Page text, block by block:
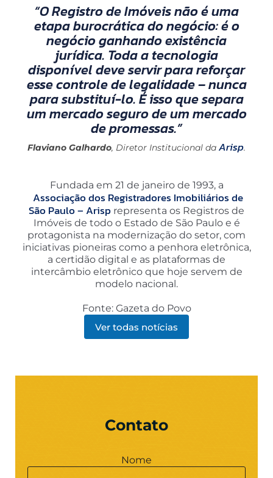
“O Registro de Imóveis não é uma
etapa burocrática do negócio: é o
negócio ganhando existência
jurídica. Toda a tecnologia
disponível deve servir para reforçar
esse controle de legalidade – nunca
para substituí-lo. É isso que separa
um mercado seguro de um mercado
de promessas.”
Flaviano Galhardo, Diretor Institucional daArisp.
Fundada em 21 de janeiro de 1993, a
Associação dos Registradores Imobiliários de
São Paulo – Arisp representa os Registros de
Imóveis de todo o Estado de São Paulo e é
protagonista na modernização do setor, com
iniciativas pioneiras como a penhora eletrônica,
a certidão digital e as plataformas de
intercâmbio eletrônico que hoje servem de
modelo nacional.
Fonte: Gazeta do Povo
Ver todas notícias
Contato
Nome